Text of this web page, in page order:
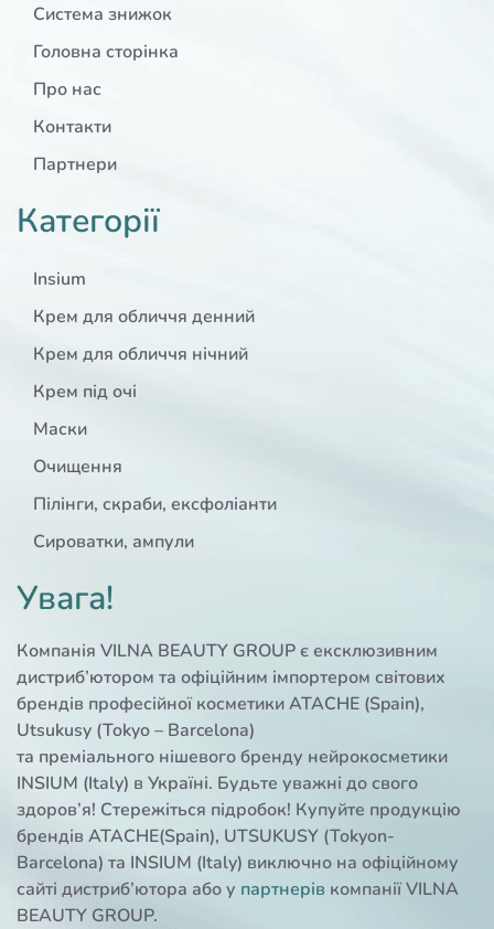
Система знижок
Головна сторінка
Про нас
Контакти
Партнери
Категорії
Insium
Крем для обличчя денний
Крем для обличчя нічний
Крем під очі
Маски
Очищення
Пілінги, скраби, ексфоліанти
Сироватки, ампули
Увага!
Компанія VILNA BEAUTY GROUP є ексклюзивним
дистриб’ютором та офіційним імпортером світових
брендів професійної косметики ATACHE (Spain),
Utsukusy (Tokyo – Barcelona)
та преміального нішевого бренду нейрокосметики
INSIUM (Italy) в Україні. Будьте уважні до свого
здоров’я! Стережіться підробок! Купуйте продукцію
брендів ATACHE(Spain), UTSUKUSY (Tokyon-
Barcelona) та INSIUM (Italy) виключно на офіційному
сайті дистриб’ютора або у партнерів компанії VILNA
BEAUTY GROUP.